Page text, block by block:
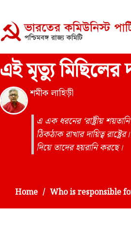
এই মৃত্যু মিছিলের
শমীক লাহিড়ী
এ এক ধরনের ‘রাষ্ট্রীয়
ঠিকঠাক রাখার দায়িত্ব
দিয়ে তাদের হয়রানি করছে।
Home Who is responsible